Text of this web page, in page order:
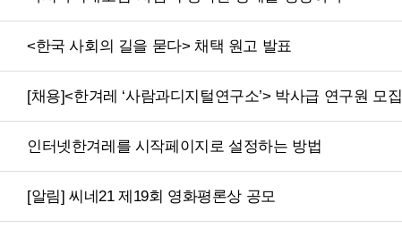
<한국 사회의 길을 묻다> 채택 원고 발표
[채용]<한겨레 ‘사람과디지털연구소’> 박사급 연구원 모집
인터넷한겨레를 시작페이지로 설정하는 방법
[알림] 씨네21 제19회 영화평론상 공모